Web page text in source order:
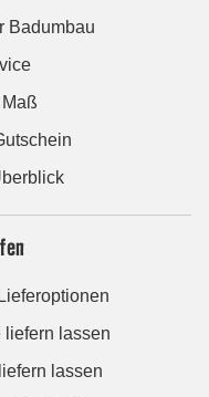
Badumbau
liefern lassen
lassen